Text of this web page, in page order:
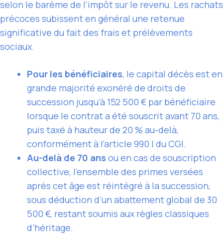
selon le barème de l’impôt sur le revenu. Les rachats
précoces subissent en général une retenue
significative du fait des frais et prélèvements
sociaux.
Pour les bénéficiaires, le capital décès est en
grande majorité exonéré de droits de
succession jusqu’à 152 500 € par bénéficiaire
lorsque le contrat a été souscrit avant 70 ans,
puis taxé à hauteur de 20 % au-delà,
conformément à l’article 990 I du CGI.
Au-delà de 70 ans ou en cas de souscription
collective, l’ensemble des primes versées
après cet âge est réintégré à la succession,
sous déduction d’un abattement global de 30
500 €, restant soumis aux règles classiques
d’héritage.